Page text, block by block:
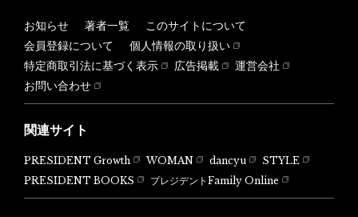
お知らせ 著者一覧
このサイトについて
会員登録について
個人情報の取り扱い
特定商取引法に基づく表示
広告掲載
運営会社
お問い合わせ
関連サイト
PRESIDENT Growth WOMAN dancyu
STYLE
PRESIDENT BOOKS
プレジデントFamily Online